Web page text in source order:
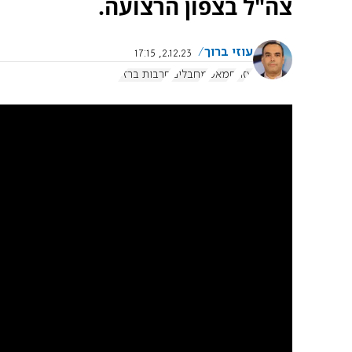
צה"ל בצפון הרצועה.
עוזי ברוך
2.12.23, 17:15
עזה
חמאס מחבלים חרבות ברזל